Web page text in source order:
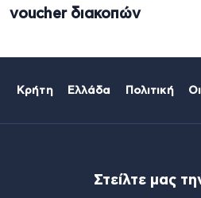
voucher διακοπών
Κρήτη Ελλάδα Πολιτική
Στείλτε μας